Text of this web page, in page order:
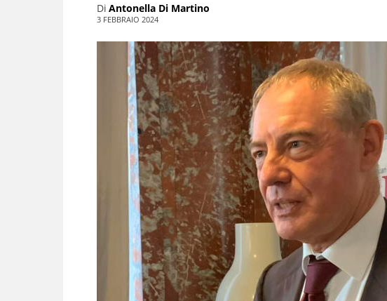
Di Antonella Di Martino
3 FEBBRAIO 2024